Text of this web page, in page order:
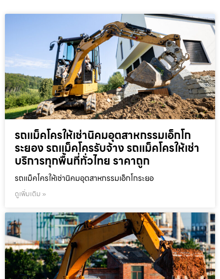
รถแม็คโครให้เช่านิคมอุตสาหกรรมเอ็กโก
ระยอง รถแม็คโครรับจ้าง รถแม็คโครให้เช่า
บริการทุกพื้นที่ทั่วไทย ราคาถูก
รถแม็คโครให้เช่านิคมอุตสาหกรรมเอ็กโกระยอ
ดูเพิ่มเติม »